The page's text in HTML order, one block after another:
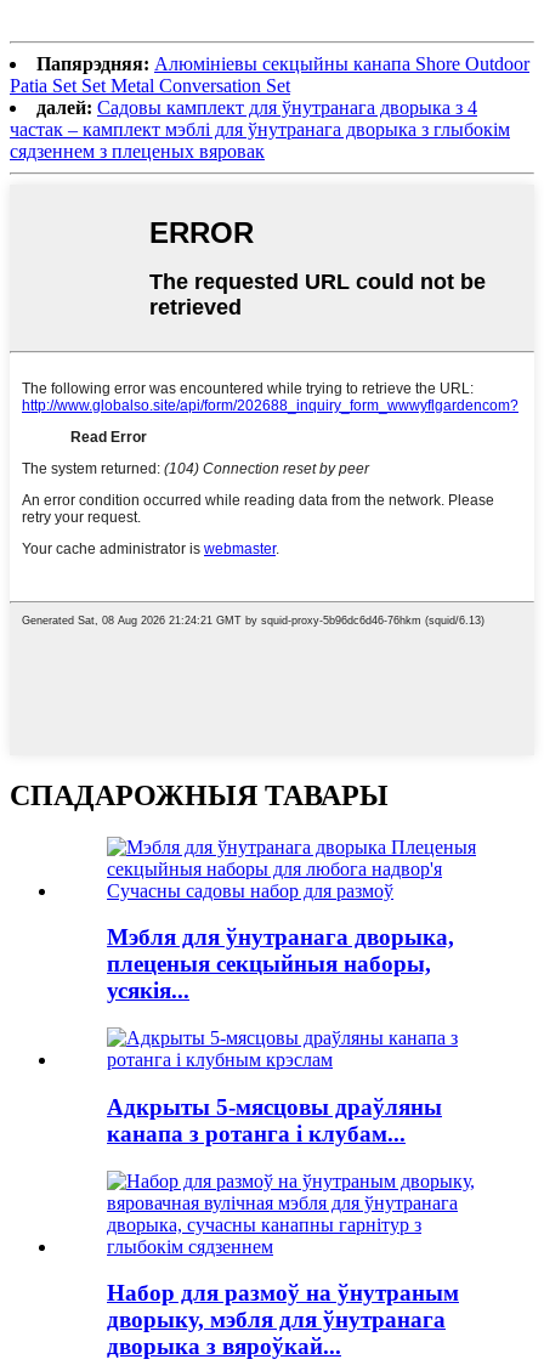
Папярэдняя: Алюмініевы секцыйны канапа Shore Outdoor
Patia Set Set Metal Conversation Set
далей: Садовы камплект для ўнутранага дворыка з 4
частак – камплект мэблі для ўнутранага дворыка з глыбокім
сядзеннем з плеценых вяровак
СПАДАРОЖНЫЯ ТАВАРЫ
Мэбля для ўнутранага дворыка,
плеценыя секцыйныя наборы,
усякія...
Адкрыты 5-мясцовы драўляны
канапа з ротанга і клубам...
Набор для размоў на ўнутраным
дворыку, мэбля для ўнутранага
дворыка з вяроўкай...